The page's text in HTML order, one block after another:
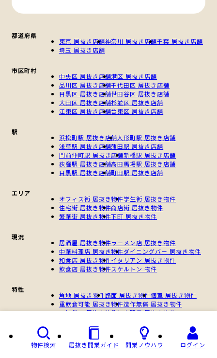
都道府県
東京 居抜き店舗神奈川 居抜き店舗千葉 居抜き店舗
埼玉 居抜き店舗
市区町村
中央区 居抜き店舗港区 居抜き店舗
品川区 居抜き店舗千代田区 居抜き店舗
目黒区 居抜き店舗世田谷区 居抜き店舗
大田区 居抜き店舗杉並区 居抜き店舗
江東区 居抜き店舗台東区 居抜き店舗
駅
浜松町駅 居抜き店舗人形町駅 居抜き店舗
浅草駅 居抜き店舗蒲田駅 居抜き店舗
門前仲町駅 居抜き店舗新橋駅 居抜き店舗
荻窪駅 居抜き店舗高田馬場駅 居抜き店舗
目黒駅 居抜き店舗町田駅 居抜き店舗
エリア
オフィス街 居抜き物件学生街 居抜き物件
住宅街 居抜き物件商店街 居抜き物件
繁華街 居抜き物件下町 居抜き物件
現況
居酒屋 居抜き物件ラーメン店 居抜き物件
中華料理店 居抜き物件ダイニングバー 居抜き物件
和食店 居抜き物件イタリアン 居抜き物件
飲食店 居抜き物件スケルトン 物件
特性
角地 居抜き物件路面 居抜き物件個室 居抜き物件
重飲食可能 居抜き物件造作無償 居抜き物件
一棟貸し 居抜き物件個人開業 居抜き物件
物件検索 居抜き開業ガイド 開業ノウハウ ログイン